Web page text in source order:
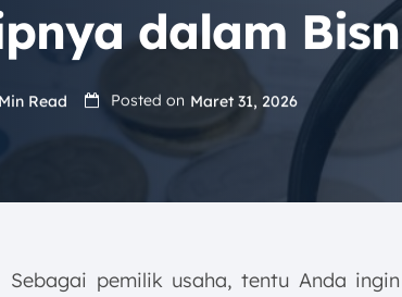
dalam
Min Read Posted on Maret 31, 2026
Sebagai pemilik usaha, tentu Anda